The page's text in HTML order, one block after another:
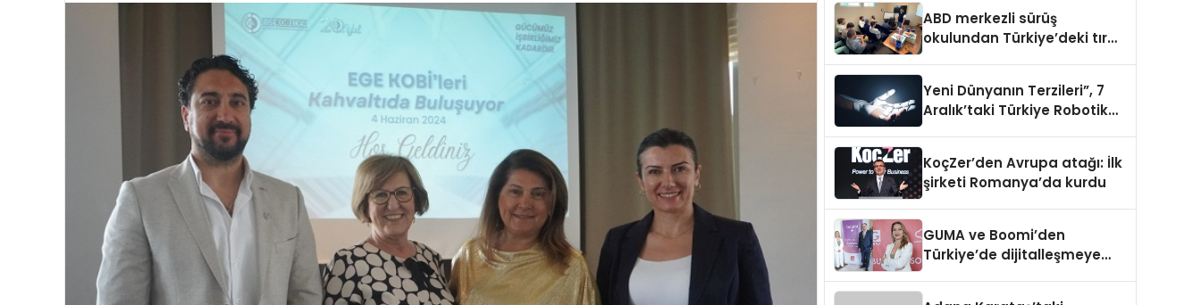
ABD merkezli sürüş
okulundan Türkiye’deki tır
Yeni Dünyanın Terzileri”, 7
Aralık’taki Türkiye Robotik
KoçZer’den Avrupa atağı: İlk
şirketi Romanya’da kurdu
GUMA ve Boomi’den
Türkiye’de dijitalleşmeye